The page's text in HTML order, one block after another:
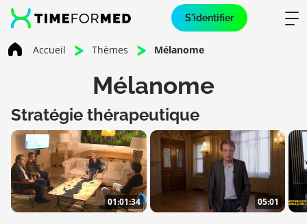
S'identifier
Accueil Thèmes Mélanome
Mélanome
Stratégie thérapeutique
01:01:34 05:01